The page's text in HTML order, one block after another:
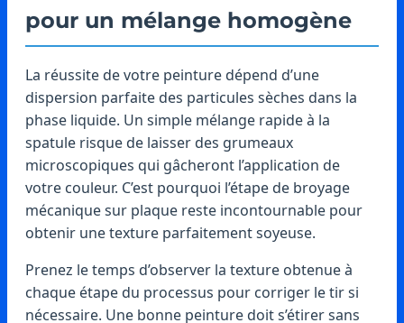
pour un mélange homogène
La réussite de votre peinture dépend d’une
dispersion parfaite des particules sèches dans la
phase liquide. Un simple mélange rapide à la
spatule risque de laisser des grumeaux
microscopiques qui gâcheront l’application de
votre couleur. C’est pourquoi l’étape de broyage
mécanique sur plaque reste incontournable pour
obtenir une texture parfaitement soyeuse.
Prenez le temps d’observer la texture obtenue à
chaque étape du processus pour corriger le tir si
nécessaire. Une bonne peinture doit s’étirer sans